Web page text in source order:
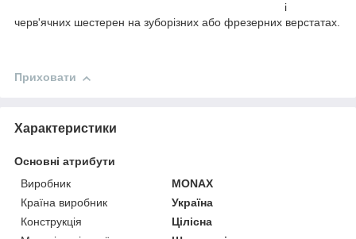
і
черв'ячних шестерен на зуборізних або фрезерних верстатах.
Приховати
Характеристики
Основні атрибути
Виробник
MONAX
Країна виробник
Україна
Конструкція
Цілісна